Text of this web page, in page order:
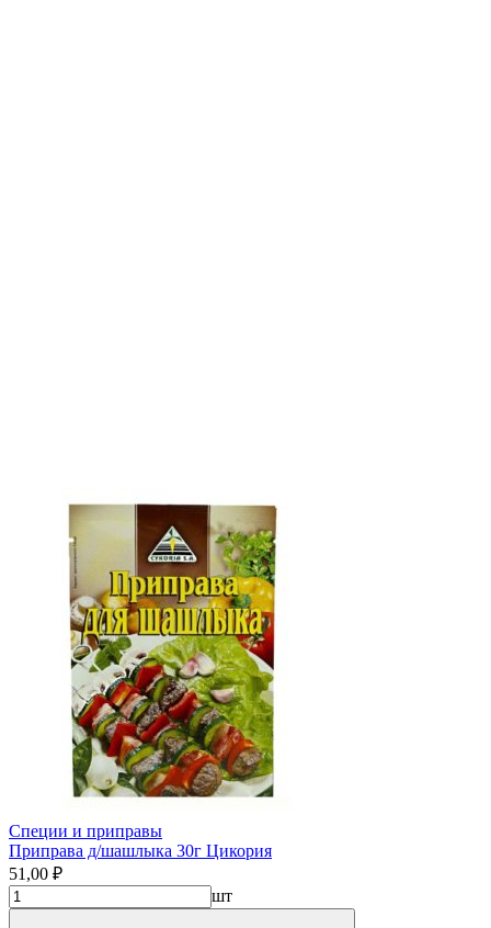
Специи и приправы
Приправа д/шашлыка 30г Цикория
51,00 ₽
шт